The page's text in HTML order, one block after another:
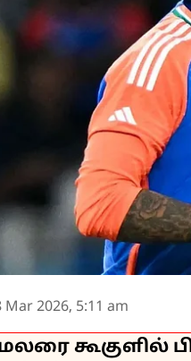
Mar 2026, 5:11 am
கூகுளில்